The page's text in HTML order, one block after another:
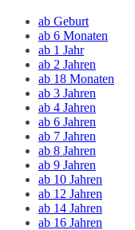
ab Geburt
ab 6 Monaten
ab 1 Jahr
ab 2 Jahren
ab 18 Monaten
ab 3 Jahren
ab 4 Jahren
ab 6 Jahren
ab 7 Jahren
ab 8 Jahren
ab 9 Jahren
ab 10 Jahren
ab 12 Jahren
ab 14 Jahren
ab 16 Jahren